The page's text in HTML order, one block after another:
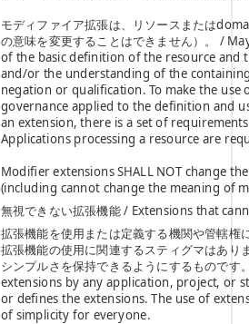
モディファイア拡張は、リソースまたは
の意味を変更することはできません）。 /
of the basic definition of the resource
and/or the understanding of the
negation or qualification. To make the use
governance applied to the definition and
an extension, there is a set of
Applications processing a resource are
Modifier extensions SHALL NOT change
(including cannot change the meaning of
無視できない拡張機能 / Extensions that
拡張機能を使用または定義する機関や管轄
拡張機能の使用に関連するスティグマはあり
シンプルさを保持できるようにするもので
extensions by any application, project, or
or defines the extensions. The use of
of simplicity for everyone.